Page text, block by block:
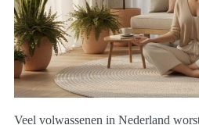
Veel volwassenen in Nederland